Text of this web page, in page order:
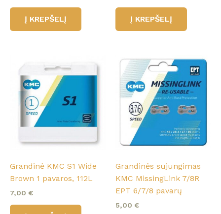
Į KREPŠELĮ Į KREPŠELĮ
Grandinė KMC S1 Wide
Brown 1 pavaros, 112L
7,00 €
Grandinės sujungimas
KMC MissingLink 7/8R
EPT 6/7/8 pavarų
5,00 €